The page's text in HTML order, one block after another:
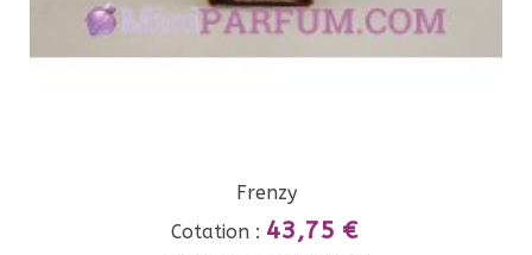
Frenzy
Cotation : 43,75 €